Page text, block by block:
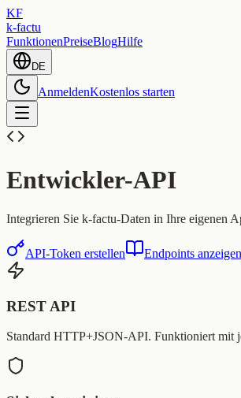
KF
k-factu
FunktionenPreiseBlogHilfe
DE
AnmeldenKostenlos starten
Entwickler-API
Integrieren Sie k-factu-Daten in Ihre eigenen
API-Token erstellen Endpoints anzeigen
REST API
Standard HTTP+JSON-API. Funktioniert mit